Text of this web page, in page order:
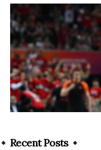
Recent Posts